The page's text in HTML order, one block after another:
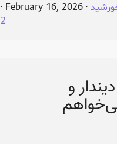
⋅ February 16, 2026 ⋅
2
و